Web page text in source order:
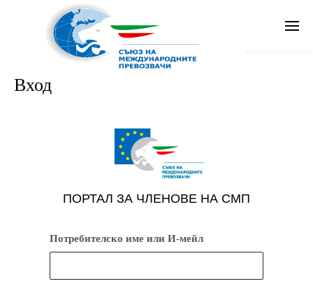
Вход
ПОРТАЛ ЗА ЧЛЕНОВЕ НА СМП
Потребителско име или И-мейл